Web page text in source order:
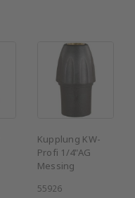
Kupplung KW-
Profi 1/4"AG
Messing
55926